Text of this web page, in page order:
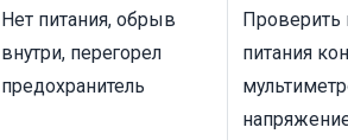
Нет питания, обрыв
внутри, перегорел
предохранитель
Проверить
питания